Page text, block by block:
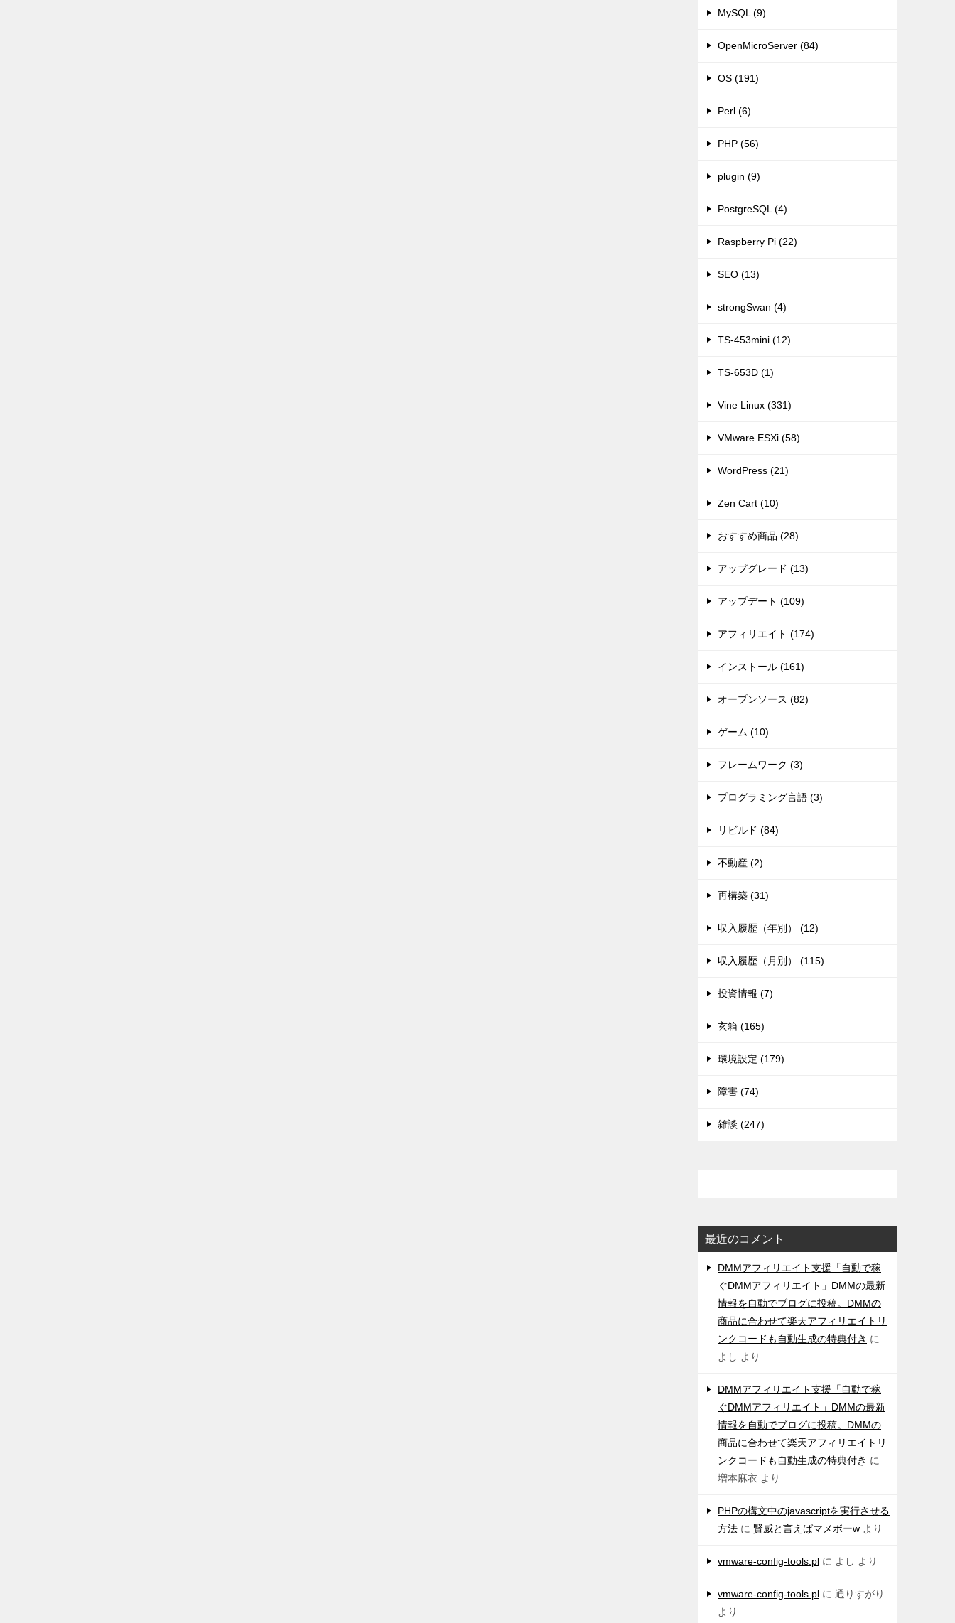
MySQL (9)
OpenMicroServer (84)
OS (191)
Perl (6)
PHP (56)
plugin (9)
PostgreSQL (4)
Raspberry Pi (22)
SEO (13)
strongSwan (4)
TS-453mini (12)
TS-653D (1)
Vine Linux (331)
VMware ESXi (58)
WordPress (21)
Zen Cart (10)
おすすめ商品 (28)
アップグレード (13)
アップデート (109)
アフィリエイト (174)
インストール (161)
オープンソース (82)
ゲーム (10)
フレームワーク (3)
プログラミング言語 (3)
リビルド (84)
不動産 (2)
再構築 (31)
収入履歴（年別） (12)
収入履歴（月別） (115)
投資情報 (7)
玄箱 (165)
環境設定 (179)
障害 (74)
雑談 (247)
最近のコメント
DMMアフィリエイト支援「自動で稼
ぐDMMアフィリエイト」DMMの最新
情報を自動でブログに投稿。DMMの
商品に合わせて楽天アフィリエイトリ
ンクコードも自動生成の特典付き に
よし より
DMMアフィリエイト支援「自動で稼
ぐDMMアフィリエイト」DMMの最新
情報を自動でブログに投稿。DMMの
商品に合わせて楽天アフィリエイトリ
ンクコードも自動生成の特典付き に
増本麻衣 より
PHPの構文中のjavascriptを実行させる
方法 に 賢威と言えばマメボーw より
vmware-config-tools.pl に よし より
vmware-config-tools.pl に 通りすがり
より